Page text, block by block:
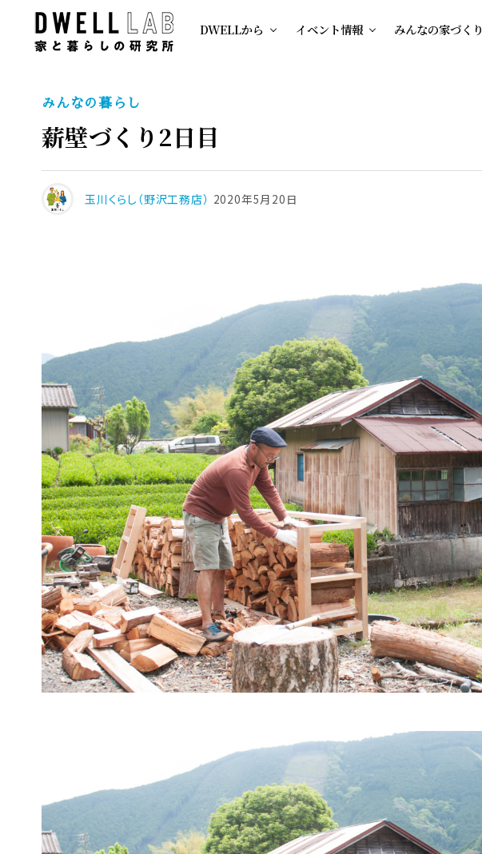
DWELLから イベント情報 みんなの家づくり
みんなの暮らし
薪壁づくり2日目
玉川くらし（野沢工務店） 2020年5月20日